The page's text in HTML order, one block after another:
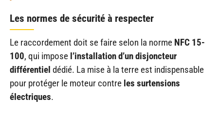
Les normes de sécurité à respecter
Le raccordement doit se faire selon la norme NFC 15-
100, qui impose l’installation d’un disjoncteur
différentiel dédié. La mise à la terre est indispensable
pour protéger le moteur contre les surtensions
électriques.